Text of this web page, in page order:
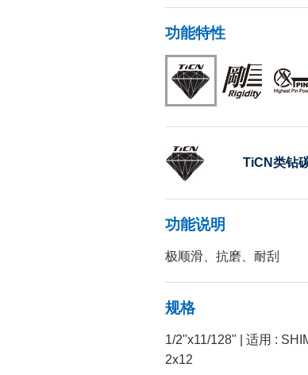
功能特性
TiCN类钻
功能说明
极顺滑、抗磨、耐刮
规格
1/2"x11/128" | 适用 :
2x12